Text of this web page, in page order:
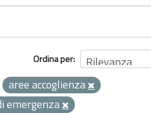
Ordina per
aree accoglienza
emergenza